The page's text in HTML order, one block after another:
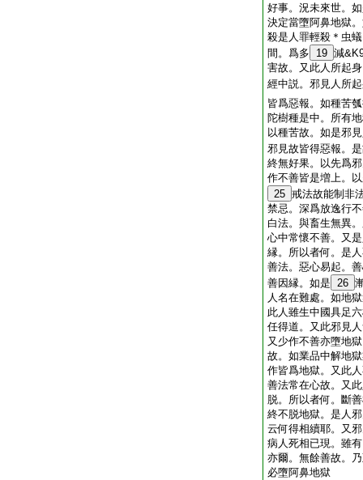
好事。況未來世。
決定當墮阿鼻地獄
殺是人罪輕殺＊虫
間。爲多
19 減
害故。又此人所起
經中説。邪見人所
皆爲惡報。如種苦
陀樹種是中。所有
以種苦故。如是邪
邪見故皆得惡報。
終無好果。以先爲
作不善皆是増上。
25 戒法故能制非
禁忌。深爲放逸行
白法。與畜生無異
心中常懷不善。又
縁。所以者何。是
善法。惡心易起。
善因縁。如是 26
人名在難處。如地
此人雖生中國具足
任得道。又此邪見
又少作不善亦墮地
故。如業品中解地
作皆爲地獄。又此
善法常在心故。又
脱。所以者何。斷
終不脱地獄。是人
云何得相續耶。又
病人死相已現。雖
亦爾。無餘善故。
必墮阿鼻地獄